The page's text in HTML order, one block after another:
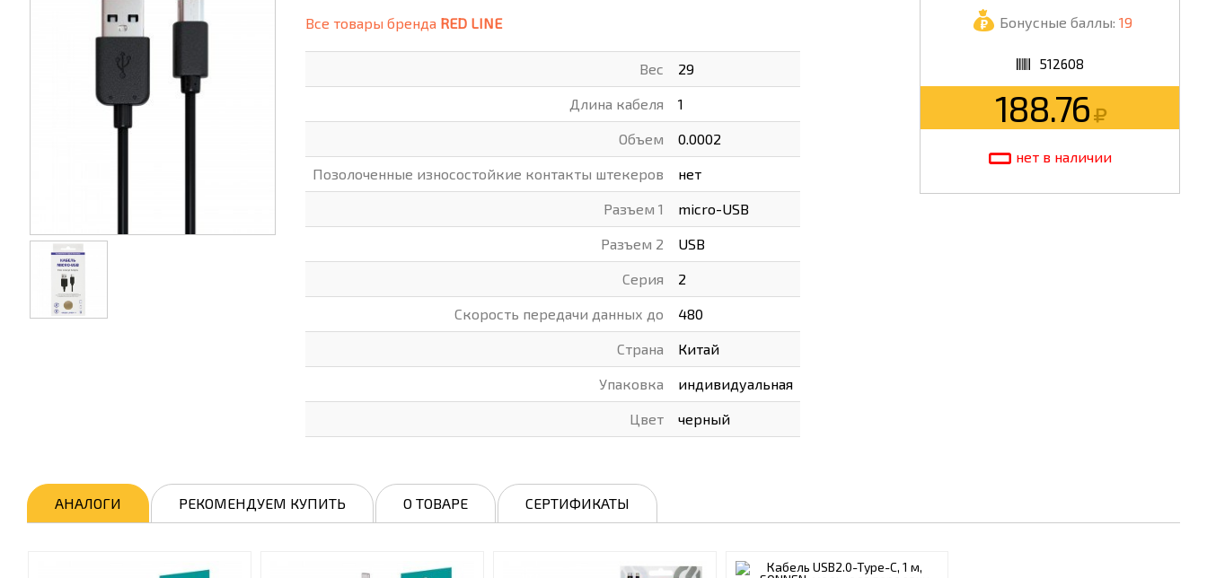
ХОББИ И ТВОРЧЕСТВО ХОЗТОВАРЫ
ШКОЛА
ЭЛЕКТРОНИКА
Бонусные баллы: 19
512608
188.76
нет в наличии
Все товары бренда RED LINE
Вес 29
Длина кабеля 1
Объем 0.0002
Позолоченные износостойкие контакты штекеров нет
Разъем 1 micro-USB
Разъем 2 USB
Серия 2
Скорость передачи данных до 480
Страна Китай
Упаковка индивидуальная
Цвет черный
АНАЛОГИ РЕКОМЕНДУЕМ КУПИТЬ О ТОВАРЕ СЕРТИФИКАТЫ